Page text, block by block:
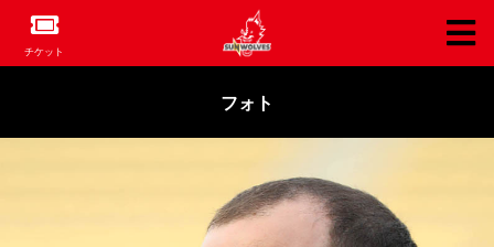
チケット
フォト